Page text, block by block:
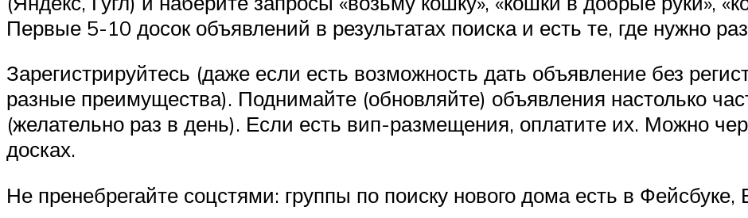
Первые 5-10 досок объявлений в результатах поиска и есть те, где нужно
Зарегистрируйтесь (даже если есть возможность дать объявление без
разные преимущества). Поднимайте (обновляйте) объявления настолько
(желательно раз в день). Если есть вип-размещения, оплатите их. Можно
досках.
Не пренебрегайте соцстями: группы по поиску нового дома есть в Фейсбуке,